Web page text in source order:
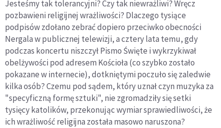
Jesteśmy tak tolerancyjni? Czy tak niewrażliwi? Wręcz
pozbawieni religijnej wrażliwości? Dlaczego tysiące
podpisów zdołano zebrać dopiero przeciwko obecności
Nergala w publicznej telewizji, a cztery lata temu, gdy
podczas koncertu niszczył Pismo Święte i wykrzykiwał
obelżywości pod adresem Kościoła (co szybko zostało
pokazane w internecie), dotkniętymi poczuło się zaledwie
kilka osób? Czemu pod sądem, który uznał czyn muzyka za
"specyficzną formę sztuki", nie zgromadziły się setki
tysięcy katolików, przekonując wymiar sprawiedliwości, że
ich wrażliwość religijna została masowo naruszona?